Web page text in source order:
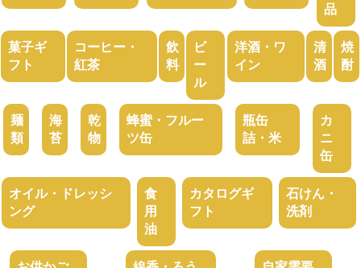
品
菓子ギ
フト
コーヒー・
紅茶
飲
料
ビ
ー
ル
洋酒・ワ
イン
清
酒
焼
酎
麺
類
海
苔
乾
物
蜂蜜・フルー
ツ缶
瓶缶
詰・米
カ
ニ
缶
オイル・ドレッシ
ング
食
用
油
カタログギ
フト
石けん・
洗剤